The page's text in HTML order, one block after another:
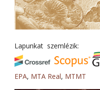
Lapunkat szemlézik:
EPA, MTA Real, MTMT